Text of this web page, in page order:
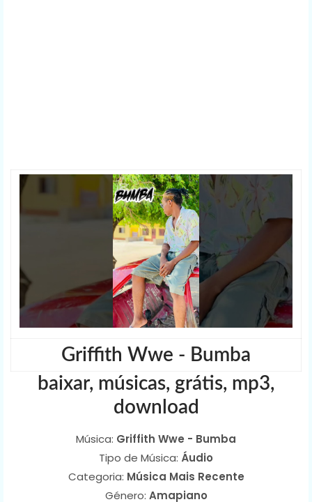
Griffith Wwe - Bumba
baixar, músicas, grátis, mp3,
download
Música: Griffith Wwe - Bumba
Tipo de Música: Áudio
Categoria: Música Mais Recente
Género: Amapiano